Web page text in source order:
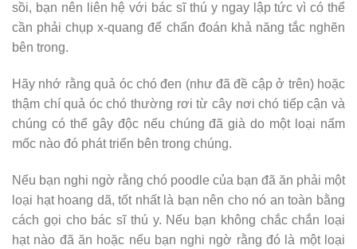
sồi, bạn nên liên hệ với bác sĩ thú y ngay lập tức vì có thể
cần phải chụp x-quang để chẩn đoán khả năng tắc nghẽn
bên trong.
Hãy nhớ rằng quả óc chó đen (như đã đề cập ở trên) hoặc
thậm chí quả óc chó thường rơi từ cây nơi chó tiếp cận và
chúng có thể gây độc nếu chúng đã già do một loại nấm
mốc nào đó phát triển bên trong chúng.
Nếu bạn nghi ngờ rằng chó poodle của bạn đã ăn phải một
loại hạt hoang dã, tốt nhất là bạn nên cho nó an toàn bằng
cách gọi cho bác sĩ thú y. Nếu bạn không chắc chắn loại
hạt nào đã ăn hoặc nếu bạn nghi ngờ rằng đó là một loại